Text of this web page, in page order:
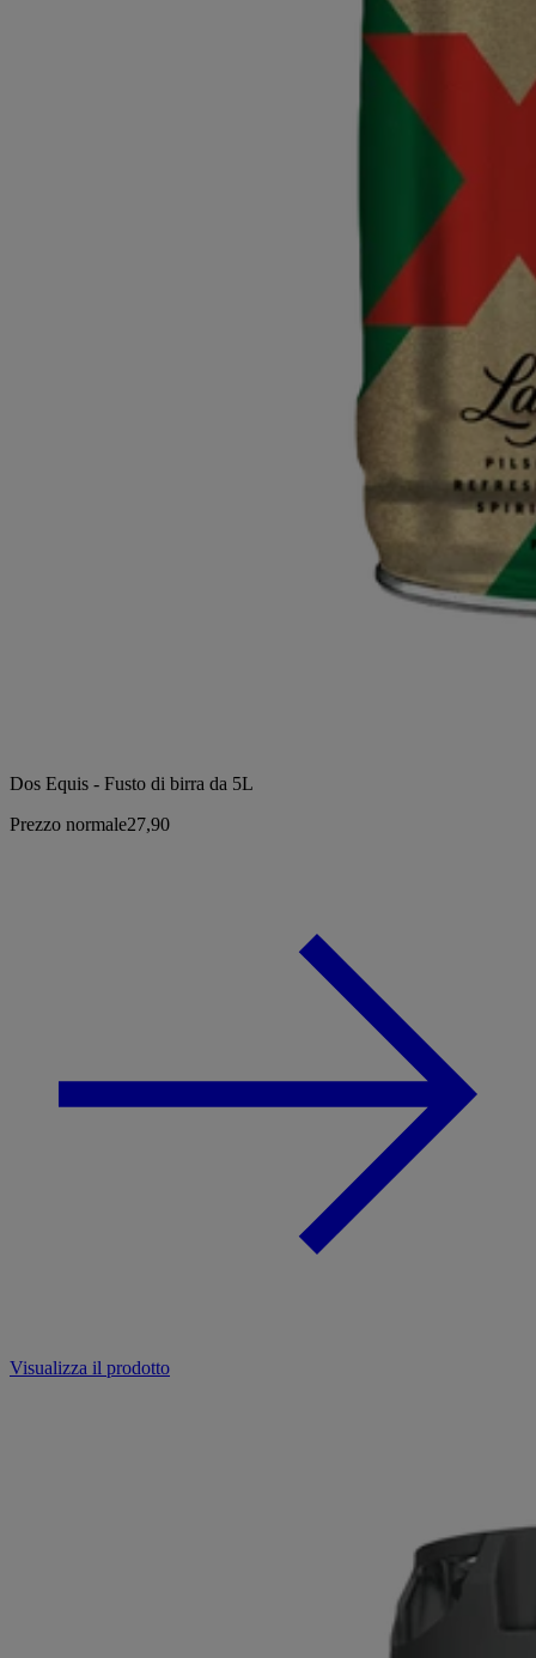
Dos Equis - Fusto di birra da 5L
Prezzo normale27,90
Visualizza il prodotto